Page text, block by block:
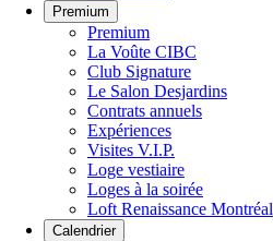
Premium
Premium
La Voûte CIBC
Club Signature
Le Salon Desjardins
Contrats annuels
Expériences
Visites V.I.P.
Loge vestiaire
Loges à la soirée
Loft Renaissance Montréal
Calendrier